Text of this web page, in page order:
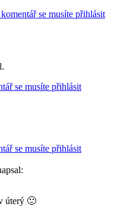
se musíte přihlásit
se musíte přihlásit
se musíte přihlásit
úterý 🙂